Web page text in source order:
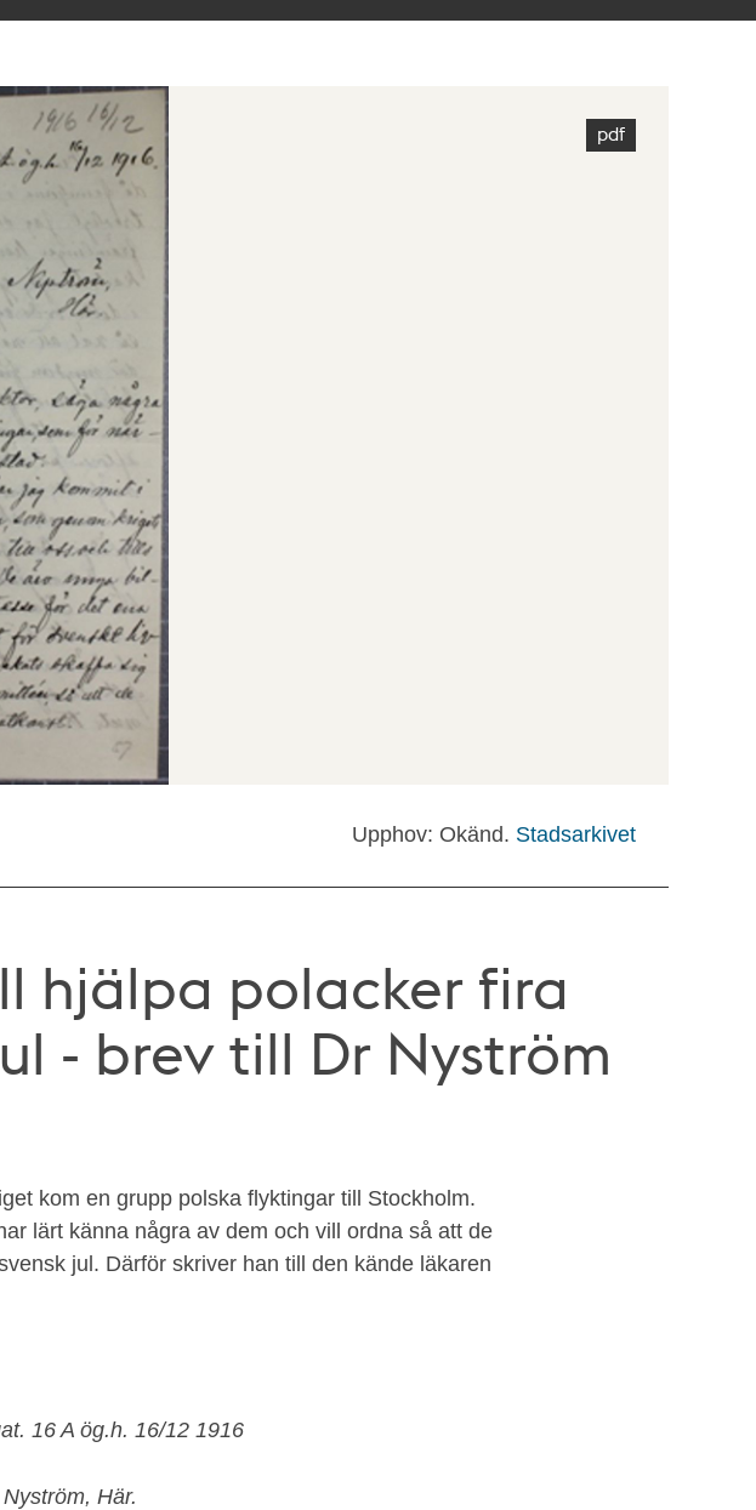
Upphov: Okänd. Stadsarkivet
hjälpa polacker fira
- brev till Dr Nyström
kom en grupp polska flyktingar till Stockholm.
lärt känna några av dem och vill ordna så att de
jul. Därför skriver han till den kände läkaren
16 A ög.h. 16/12 1916
Här.